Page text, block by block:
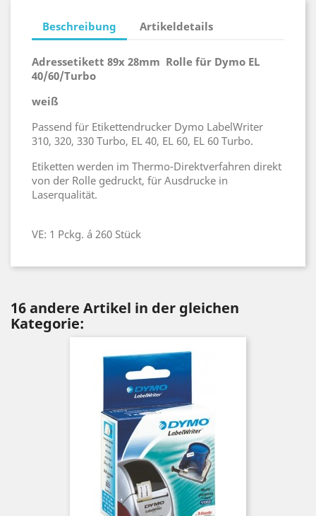
Beschreibung Artikeldetails
Adressetikett 89x 28mm Rolle für Dymo EL
40/60/Turbo
weiß
Passend für Etikettendrucker Dymo LabelWriter
310, 320, 330 Turbo, EL 40, EL 60, EL 60 Turbo.
Etiketten werden im Thermo-Direktverfahren direkt
von der Rolle gedruckt, für Ausdrucke in
Laserqualität.
VE: 1 Pckg. á 260 Stück
16 andere Artikel in der gleichen
Kategorie: